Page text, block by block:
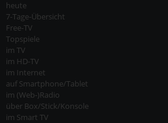
heute
7-Tage-Übersicht
Free-TV
Topspiele
im TV
im HD-TV
im Internet
auf Smartphone/Tablet
im (Web-)Radio
über Box/Stick/Konsole
im Smart TV